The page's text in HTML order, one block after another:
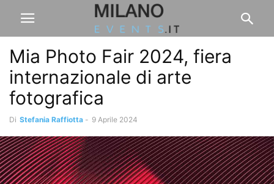
Mia Photo Fair 2024, fiera
internazionale di arte
fotografica
Di Stefania Raffiotta - 9 Aprile 2024